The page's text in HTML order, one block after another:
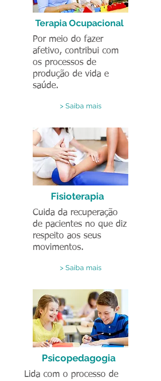
Terapia Ocupacional
Por meio do fazer
afetivo, contribui com
os processos de
produção de vida e
saúde.
> Saiba mais
Fisioterapia
Cuida da recuperação
de pacientes no que diz
respeito aos seus
movimentos.
> Saiba mais
Psicopedagogia
Lida com o processo de